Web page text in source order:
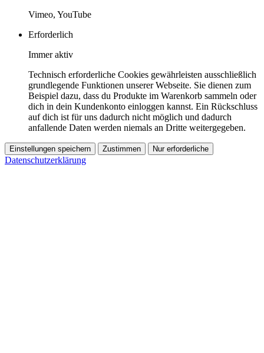
Vimeo, YouTube
Erforderlich
Immer aktiv
Technisch erforderliche Cookies gewährleisten ausschließlich
grundlegende Funktionen unserer Webseite. Sie dienen zum
Beispiel dazu, dass du Produkte im Warenkorb sammeln oder
dich in dein Kundenkonto einloggen kannst. Ein Rückschluss
auf dich ist für uns dadurch nicht möglich und dadurch
anfallende Daten werden niemals an Dritte weitergegeben.
Einstellungen speichern Zustimmen Nur erforderliche
Datenschutzerklärung